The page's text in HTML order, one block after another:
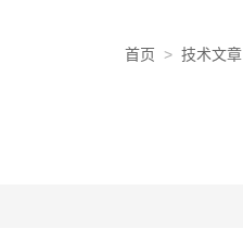
首页 > 技术文章